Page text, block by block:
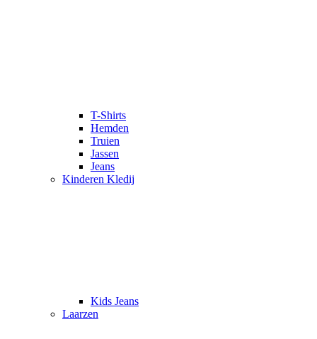
T-Shirts
Hemden
Truien
Jassen
Jeans
Kinderen Kledij
Kids Jeans
Laarzen